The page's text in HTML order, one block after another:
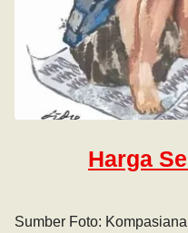
Harga
Sumber Foto: